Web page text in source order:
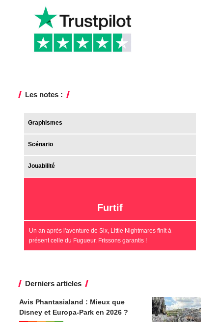
Les notes :
Graphismes
Scénario
Jouabilité
Furtif
Un an après l'aventure de Six, Little Nightmares finit à
présent celle du Fugueur. Frissons garantis !
Derniers articles
Avis Phantasialand : Mieux que
Disney et Europa-Park en 2026 ?